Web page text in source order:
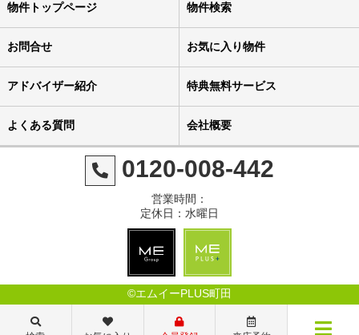
物件トップページ 物件検索
お問合せ お気に入り物件
アドバイザー紹介 特典無料サービス
よくある質問 会社概要
0120-008-442
営業時間：
定休日：水曜日
©エムイーPLUS町田